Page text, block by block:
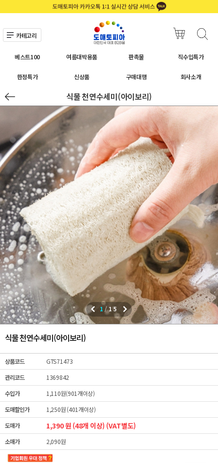
카테고리
베스트100 여름대박용품 판촉물 직수입특가
한정특가 신상품 구매대행 회사소개
식물 천연수세미(아이보리)
1 /15
식물 천연수세미(아이보리)
상품코드
GTS71473
관리코드
1369842
수입가
1,110원(901개이상)
도매할인가
1,250원 (401개이상)
도매가
1,390 원 (48개 이상) (VAT별도)
소매가 2,090원